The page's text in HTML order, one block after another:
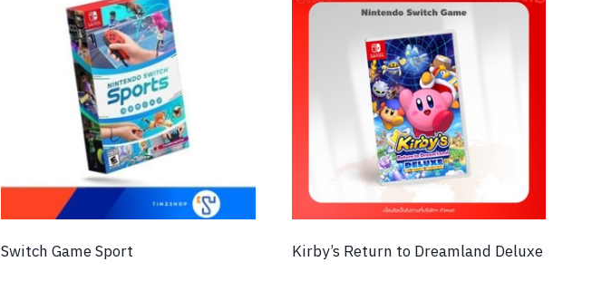
Switch Game Sport Kirby’s Return to Dreamland Deluxe